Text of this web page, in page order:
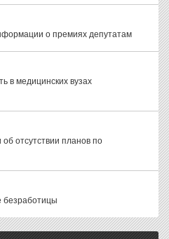
о премиях депутатам
в медицинских вузах
отсутствии планов по
безработицы